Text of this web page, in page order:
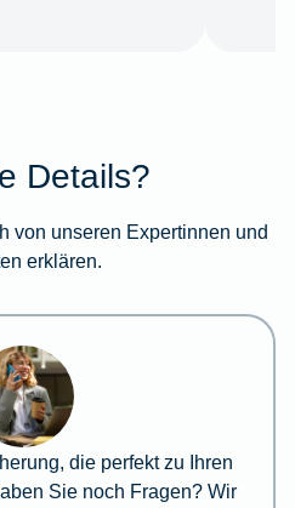
Details?
von unseren Expertinnen und
erklären.
die perfekt zu Ihren
Sie noch Fragen? Wir